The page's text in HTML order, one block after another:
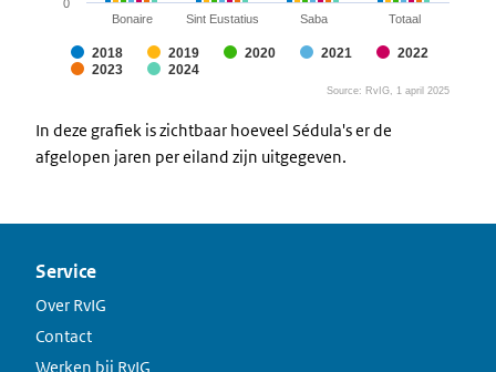
2018 2019 2020 2021
2022
2023
2024
Bonaire Sint Eustatius Saba Totaal
0
Source: RvIG, 1 april 2025
In deze grafiek is zichtbaar hoeveel Sédula's er de
afgelopen jaren per eiland zijn uitgegeven.
Service
Over RvIG
Contact
Werken bij RvIG